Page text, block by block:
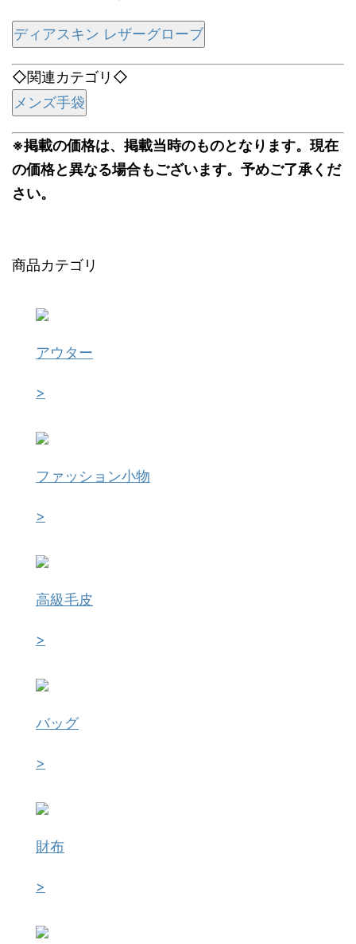
ディアスキン レザーグローブ
◇関連カテゴリ◇
メンズ手袋
※掲載の価格は、掲載当時のものとなります。現在
の価格と異なる場合もございます。予めご了承くだ
さい。
商品カテゴリ
アウター
>
ファッション小物
>
高級毛皮
>
バッグ
>
財布
>